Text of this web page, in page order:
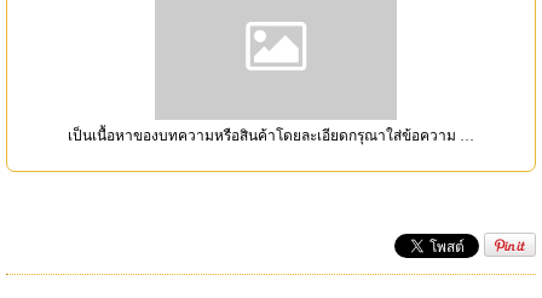
เป็นเนื้อหาของบทความหรือสินค้าโดยละเอียดกรุณาใส่ข้อความ …